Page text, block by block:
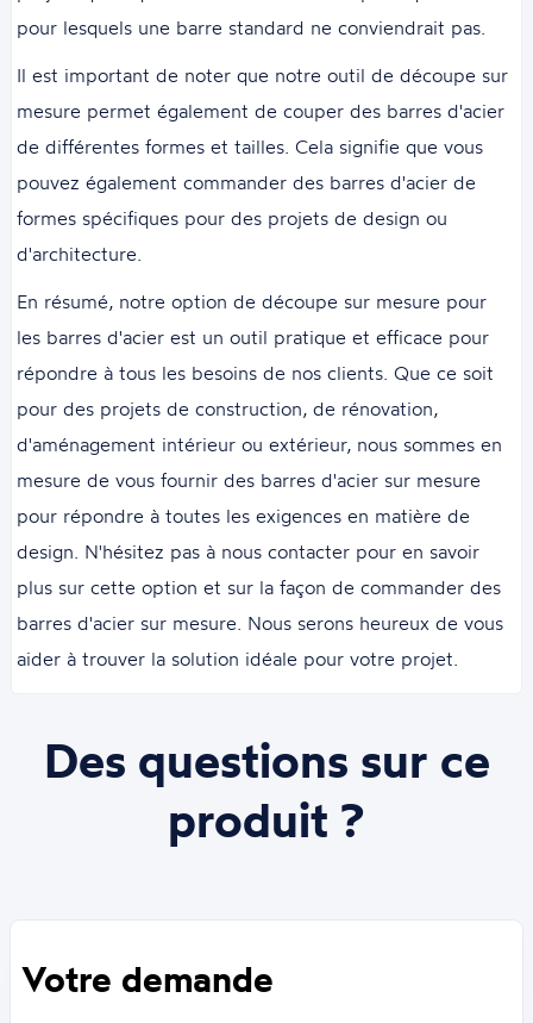
pour lesquels une barre standard ne conviendrait pas.
Il est important de noter que notre outil de découpe sur
mesure permet également de couper des barres d'acier
de différentes formes et tailles. Cela signifie que vous
pouvez également commander des barres d'acier de
formes spécifiques pour des projets de design ou
d'architecture.
En résumé, notre option de découpe sur mesure pour
les barres d'acier est un outil pratique et efficace pour
répondre à tous les besoins de nos clients. Que ce soit
pour des projets de construction, de rénovation,
d'aménagement intérieur ou extérieur, nous sommes en
mesure de vous fournir des barres d'acier sur mesure
pour répondre à toutes les exigences en matière de
design. N'hésitez pas à nous contacter pour en savoir
plus sur cette option et sur la façon de commander des
barres d'acier sur mesure. Nous serons heureux de vous
aider à trouver la solution idéale pour votre projet.
Des questions sur ce
produit ?
Votre demande